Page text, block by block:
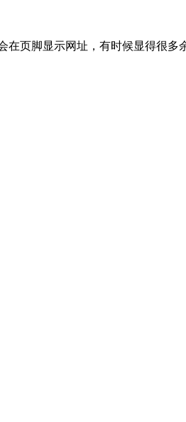
页脚显示网址，有时候显得很